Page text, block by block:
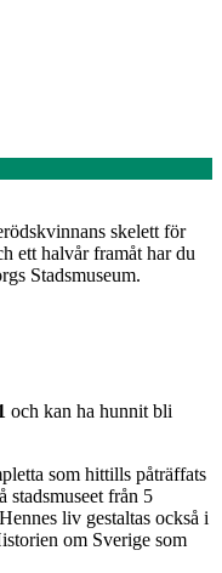
skelett för
ett halvår framåt har du
Stadsmuseum.
och kan ha hunnit bli
som hittills påträffats
stadsmuseet från 5
liv gestaltas också i
om Sverige som